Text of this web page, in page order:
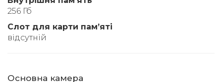
256 Гб
Слот для карти памʼяті
відсутній
Основна камера